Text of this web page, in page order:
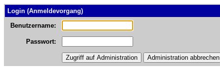
Login (Anmeldevorgang)
Benutzername:
Passwort: